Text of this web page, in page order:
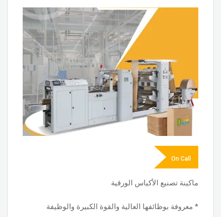
On Call
ماكينة تصنيع الأكياس الورقية
* معروفة بوظائفها العالية والقوة الكبيرة والوظيفة